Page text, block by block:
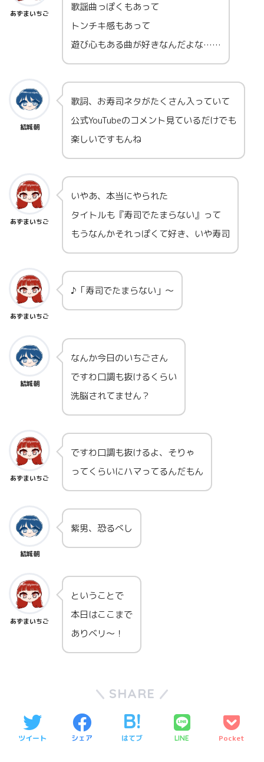
あずまいちご
歌謡曲っぽくもあって
トンチキ感もあって
遊び心もある曲が好きなんだよな……
結城朝
歌詞、お寿司ネタがたくさん入っていて
公式YouTubeのコメント見ているだけでも
楽しいですもんね
あずまいちご
いやあ、本当にやられた
タイトルも『寿司でたまらない』って
もうなんかそれっぽくて好き、いや寿司
あずまいちご
♪「寿司でたまらない」～
結城朝
なんか今日のいちごさん
ですわ口調も抜けるくらい
洗脳されてません？
あずまいちご
ですわ口調も抜けるよ、そりゃ
ってくらいにハマってるんだもん
結城朝
紫男、恐るべし
あずまいちご
ということで
本日はここまで
ありベリ～！
SHARE
ツイート シェア はてブ LINE Pocket